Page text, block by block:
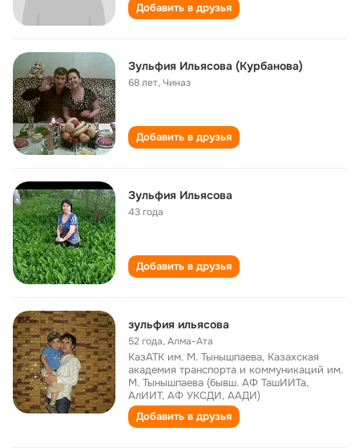
Добавить в друзья
Зульфия Ильясова (Курбанова)
68 лет,Чиназ
Добавить в друзья
Зульфия Ильясова
43 года
Добавить в друзья
зульфия ильясова
52 года,Алма-Ата
КазАТК им. М. Тынышпаева, Казахская
академия транспорта и коммуникаций им.
М. Тынышпаева (бывш. АФ ТашИИТа,
АлИИТ, АФ УКСДИ, ААДИ)
Добавить в друзья